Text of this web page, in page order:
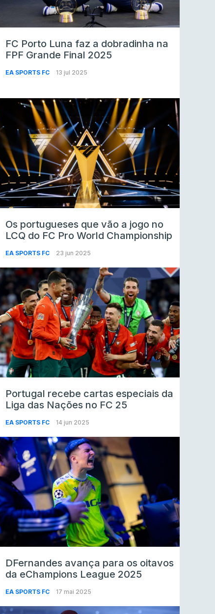
FC Porto Luna faz a dobradinha na
FPF Grande Final 2025
EA SPORTS FC 13 jul 2025
Os portugueses que vão a jogo no
LCQ do FC Pro World Championship
EA SPORTS FC 23 jun 2025
Portugal recebe cartas especiais da
Liga das Nações no FC 25
EA SPORTS FC 14 jun 2025
DFernandes avança para os oitavos
da eChampions League 2025
EA SPORTS FC 17 mai 2025